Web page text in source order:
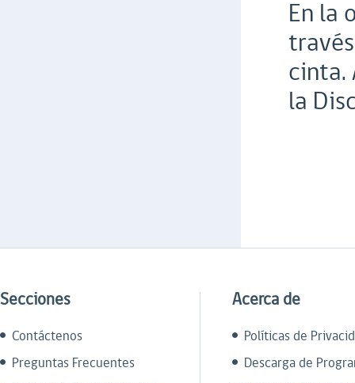
En la
cinta.
la
Secciones
Contáctenos
Preguntas Frecuentes
Acerca de
Políticas de
Descarga de